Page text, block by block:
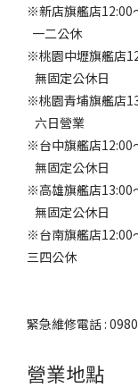
※新店旗艦店12:00
一二公休
※桃園中壢旗艦店
無固定公休日
※桃園青埔旗艦店
六日營業
※台中旗艦店12:00
無固定公休日
※高雄旗艦店13:00
無固定公休日
※台南旗艦店12:00
三四公休
緊急維修電話 :
營業地點